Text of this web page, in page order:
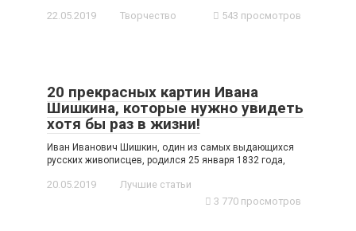
22.05.2019 Творчество 543 просмотров
20 прекрасных картин Ивана
Шишкина, которые нужно увидеть
хотя бы раз в жизни!
Иван Иванович Шишкин, один из самых выдающихся
русских живописцев, родился 25 января 1832 года,
20.05.2019
Лучшие статьи
3 770 просмотров